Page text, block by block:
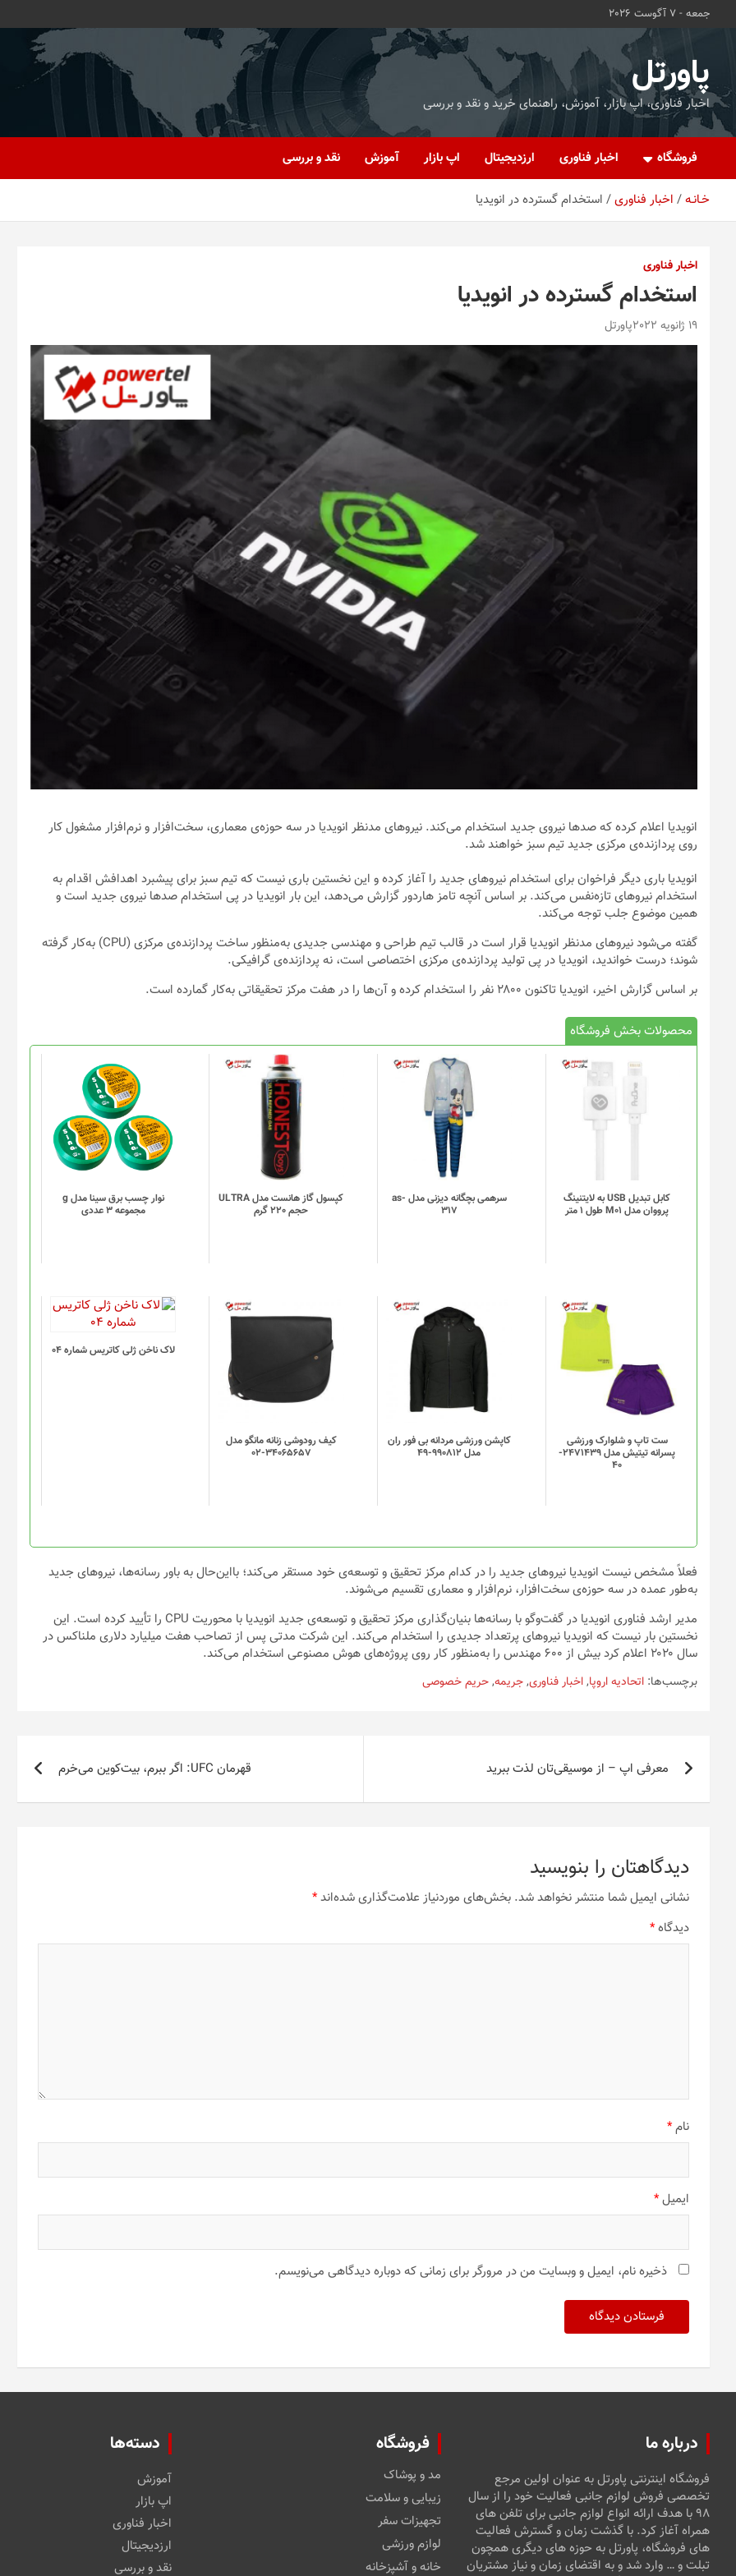
جمعه - 7 آگوست 2026
پاورتل
اخبار فناوری، اپ بازار، آموزش، راهنمای خرید و نقد و بررسی
فروشگاه اخبار فناوری ارزدیجیتال اپ بازار آموزش نقد و بررسی
خـانـه اخبار فناوری استخدام گسترده در انویدیا
اخبار فناوری
استخدام گسترده در انویدیا
19 ژانویه 2022 پاورتل
انویدیا اعلام کرده که صدها نیروی جدید استخدام می‌کند. نیروهای مدنظر انویدیا در سه حوزه‌ی معماری، سخت‌افزار و نرم‌افزار مشغول کار
روی پردازنده‌ی مرکزی جدید تیم سبز خواهند شد.
انویدیا باری دیگر فراخوان برای استخدام نیروهای جدید را آغاز کرده و این نخستین باری نیست که تیم سبز برای پیشبرد اهدافش اقدام به
استخدام نیروهای تازه‌نفس می‌کند. بر‌ اساس آنچه تامز هاردور گزارش می‌دهد، این بار انویدیا در پی استخدام صدها نیروی جدید است و
همین موضوع جلب توجه می‌کند.
گفته می‌شود نیروهای مدنظر انویدیا قرار است در قالب تیم طراحی و مهندسی جدیدی به‌منظور ساخت پردازنده‌ی مرکزی (CPU) به‌کار گرفته
شوند؛ درست خواندید، انویدیا در پی تولید پردازنده‌ی مرکزی اختصاصی است، نه پردازنده‌ی گرافیکی.
بر‌ اساس گزارش اخیر، انویدیا تاکنون ۲۸۰۰ نفر را استخدام کرده و آن‌ها را در هفت مرکز تحقیقاتی به‌کار گمارده است.
محصولات بخش فروشگاه
کابل تبدیل USB به لایتنینگ
پرووان مدل M01 طول 1 متر
سرهمی بچگانه دیزنی مدل as-
317
کپسول گاز هانست مدل ULTRA
حجم 220 گرم
نوار چسب برق سینا مدل g
مجموعه 3 عددی
ست تاپ و شلوارک ورزشی
پسرانه تیتیش مدل 2471439-
40
کاپشن ورزشی مردانه بی فور ران
مدل 990812-49
کیف رودوشی زنانه مانگو مدل
34065657-02
لاک ناخن ژلی کاتریس شماره 04
فعلاً مشخص نیست انویدیا نیروهای جدید را در کدام مرکز تحقیق و توسعه‌ی خود مستقر می‌کند؛ با‌این‌حال به باور رسانه‌ها، نیروهای جدید
به‌طور عمده در سه حوزه‌ی سخت‌افزار، نرم‌افزار و معماری تقسیم می‌شوند.
مدیر ارشد فناوری انویدیا در گفت‌و‌گو با رسانه‌ها بنیان‌گذاری مرکز تحقیق و توسعه‌ی جدید انویدیا با محوریت CPU را تأیید کرده است. این
نخستین بار نیست که انویدیا نیروهای پرتعداد جدیدی را استخدام می‌کند. این شرکت مدتی پس از تصاحب هفت میلیارد دلاری ملناکس در
سال ۲۰۲۰ اعلام کرد بیش از ۶۰۰ مهندس را به‌منظور کار روی پروژه‌های هوش مصنوعی استخدام می‌کند.
برچسب‌ها: اتحادیه اروپا,اخبار فناوری,جریمه,حریم خصوصی
راهبری
نوشتهمعرفی اپ – از موسیقی‌تان لذت ببرید قهرمان UFC: اگر ببرم، بیت‌کوین می‌خرم
دیدگاهتان را بنویسید
نشانی ایمیل شما منتشر نخواهد شد. بخش‌های موردنیاز علامت‌گذاری شده‌اند*
دیدگاه*
نام*
ایمیل*
ذخیره نام، ایمیل و وبسایت من در مرورگر برای زمانی که دوباره دیدگاهی می‌نویسم.
درباره ما
فروشگاه اینترنتی پاورتل به عنوان اولین مرجع
تخصصی فروش لوازم جانبی فعالیت خود را از سال
۹۸ با هدف ارائه انواع لوازم جانبی برای تلفن های
همراه آغاز کرد. با گذشت زمان و گسترش فعالیت
های فروشگاه، پاورتل به حوزه های دیگری همچون
تبلت و … وارد شد و به اقتضای زمان و نیاز مشتریان
فروشگاه
مد و پوشاک
زیبایی و سلامت
تجهیزات سفر
لوازم ورزشی
خانه و آشپزخانه
دسته‌ها
آموزش
اپ بازار
اخبار فناوری
ارزدیجیتال
نقد و بررسی